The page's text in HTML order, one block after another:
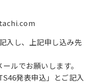
し、上記申し込み先
お願いします。
表申込」とご記入